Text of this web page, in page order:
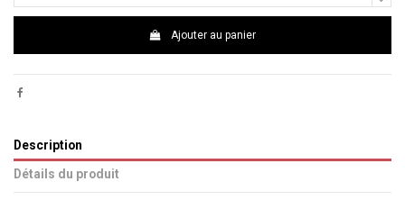
Ajouter au panier
Description
Détails du produit